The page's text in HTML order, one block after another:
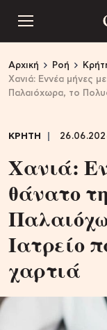
Αρχική Ροή
Xανιά: Εννέα μήνες
Παλαιόχωρα, το
ΚΡΗΤΗ
Xανιά:
θάνατο
Ιατρείο
χαρτιά